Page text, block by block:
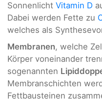
Sonnenlicht Vitamin D
Dabei werden Fette zu
welches als
Membranen, welche
Körper voneinander
sogenannten
Membranschichten
Fettbausteinen